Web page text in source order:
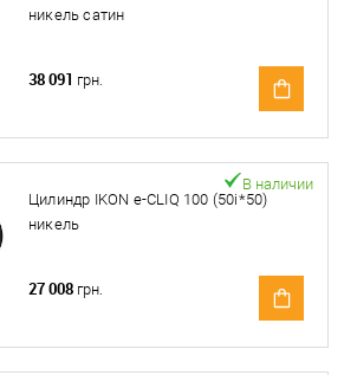
никель сатин
38 091 грн.
Цилиндр IKON e-CLIQ 100 (50i*50)
никель
В наличии
27 008 грн.